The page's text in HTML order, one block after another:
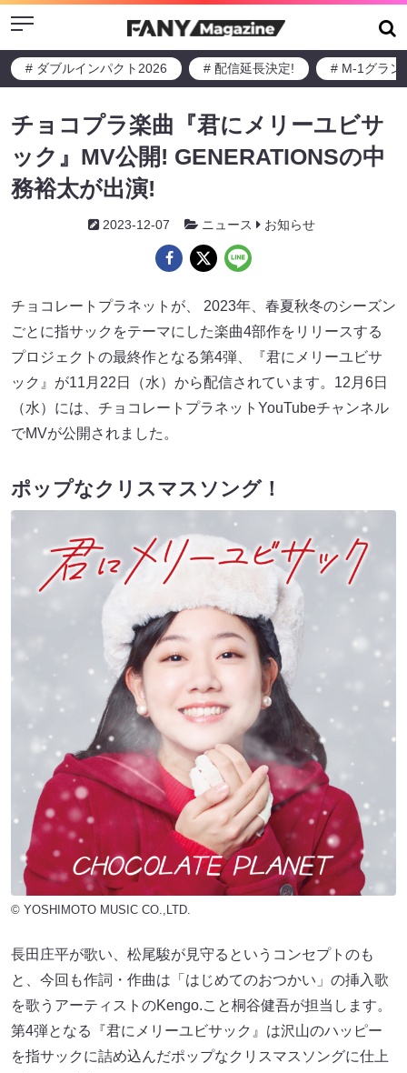
Menu
# ダブルインパクト2026 # 配信延長決定! # M-1グラン
チョコプラ楽曲『君にメリーユビサ
ック』MV公開! GENERATIONSの中
務裕太が出演!
2023-12-07 ニュース お知らせ
チョコレートプラネットが、 2023年、春夏秋冬のシーズン
ごとに指サックをテーマにした楽曲4部作をリリースする
プロジェクトの最終作となる第4弾、『君にメリーユビサ
ック』が11月22日（水）から配信されています。12月6日
（水）には、チョコレートプラネットYouTubeチャンネル
でMVが公開されました。
ポップなクリスマスソング！
© YOSHIMOTO MUSIC CO.,LTD.
長田庄平が歌い、松尾駿が見守るというコンセプトのも
と、今回も作詞・作曲は「はじめてのおつかい」の挿入歌
を歌うアーティストのKengo.こと桐谷健吾が担当します。
第4弾となる『君にメリーユビサック』は沢山のハッピー
を指サックに詰め込んだポップなクリスマスソングに仕上